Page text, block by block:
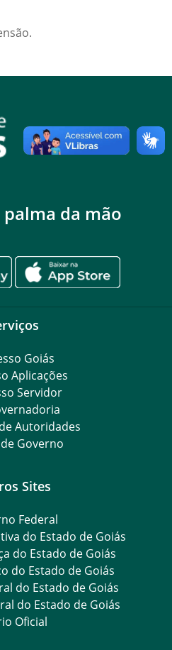
da mão
Goiás
Aplicações
Servidor
Autoridades
Governo
Sites
Federal
do Estado de Goiás
do Estado de Goiás
do Estado de Goiás
do Estado de Goiás
do Estado de Goiás
Oficial